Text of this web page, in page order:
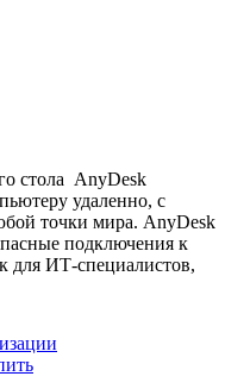
стола AnyDesk
удаленно, с
точки мира. AnyDesk
подключения к
для ИТ-специалистов,